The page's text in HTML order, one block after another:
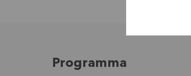
Programma